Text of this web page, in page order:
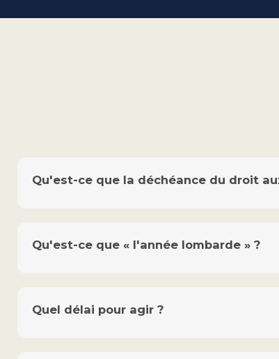
Qu'est-ce que la déchéance du droit
Qu'est-ce que « l'année lombarde » ?
Quel délai pour agir ?